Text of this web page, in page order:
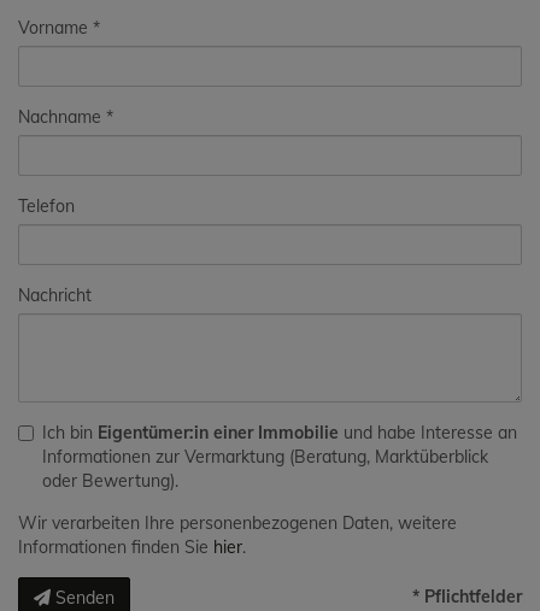
Vorname
Nachname
Telefon
Nachricht
Ich bin Eigentümer:in einer Immobilie und habe Interesse an
Informationen zur Vermarktung (Beratung, Marktüberblick
oder Bewertung).
Wir verarbeiten Ihre personenbezogenen Daten, weitere
Informationen finden Sie hier.
Senden * Pflichtfelder